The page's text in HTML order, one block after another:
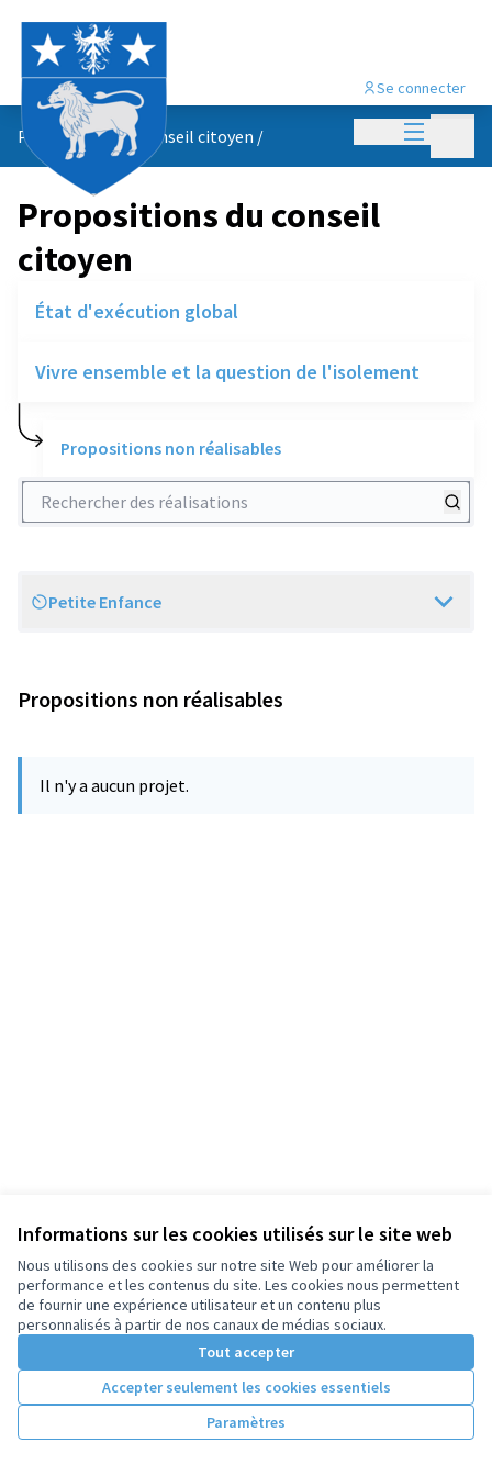
Informations sur les cookies utilisés sur le site web
Nous utilisons des cookies sur notre site Web pour améliorer la
performance et les contenus du site. Les cookies nous permettent
de fournir une expérience utilisateur et un contenu plus
personnalisés à partir de nos canaux de médias sociaux.
Tout accepter
Accepter seulement les cookies essentiels
Paramètres
Menu
Se connecter
Propositions du conseil citoyen /
Propositions du conseil
citoyen
État d'exécution global
Vivre ensemble et la question de l'isolement
Propositions non réalisables
Rechercher des réalisations
Scope
Petite Enfance
Propositions non réalisables
Il n'y a aucun projet.